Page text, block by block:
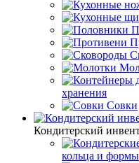
хранения
Совки
Кондитерский
кольца и формы